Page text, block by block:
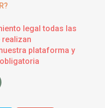
legal todas las
plataforma y